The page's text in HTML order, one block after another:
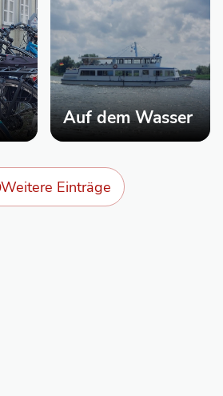
Auf dem Wasser
Weitere Einträge